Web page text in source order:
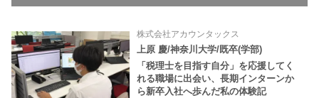
株式会社アカウンタックス
上原 慶/神奈川大学/既卒(学部)
「税理士を目指す自分」を応援してく
れる職場に出会い、長期インターンか
ら新卒入社へ歩んだ私の体験記